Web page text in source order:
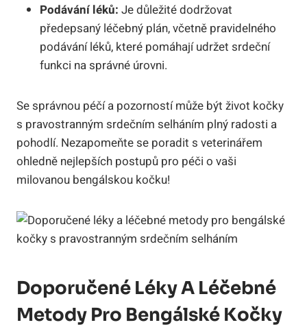
Podávání léků: Je důležité dodržovat
předepsaný léčebný plán, včetně pravidelného
podávání léků, které pomáhají udržet srdeční
funkci na správné úrovni.
Se správnou péčí a pozorností může být život kočky
s pravostranným srdečním selháním plný radosti a
pohodlí. Nezapomeňte se poradit s veterinářem
ohledně nejlepších postupů pro péči o vaši
milovanou bengálskou kočku!
Doporučené Léky A Léčebné
Metody Pro Bengálské Kočky